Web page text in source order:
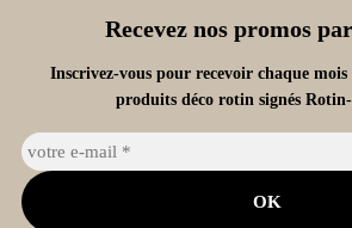
Recevez nos promos
Inscrivez-vous pour recevoir chaque mois
produits déco rotin signés